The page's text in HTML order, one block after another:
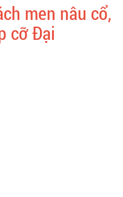
men nâu cổ,
cỡ Đại